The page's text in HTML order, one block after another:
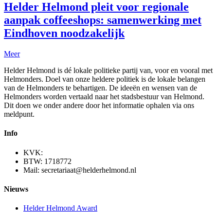
Helder Helmond pleit voor regionale
aanpak coffeeshops: samenwerking met
Eindhoven noodzakelijk
Meer
Helder Helmond is dé lokale politieke partij van, voor en vooral met
Helmonders. Doel van onze heldere politiek is de lokale belangen
van de Helmonders te behartigen. De ideeën en wensen van de
Helmonders worden vertaald naar het stadsbestuur van Helmond.
Dit doen we onder andere door het informatie ophalen via ons
meldpunt.
Info
KVK:
BTW: 1718772
Mail: secretariaat@helderhelmond.nl
Nieuws
Helder Helmond Award